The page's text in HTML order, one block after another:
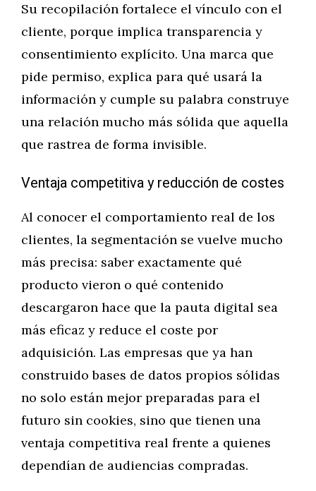
Su recopilación fortalece el vínculo con el
cliente, porque implica transparencia y
consentimiento explícito. Una marca que
pide permiso, explica para qué usará la
información y cumple su palabra construye
una relación mucho más sólida que aquella
que rastrea de forma invisible.
Ventaja competitiva y reducción de costes
Al conocer el comportamiento real de los
clientes, la segmentación se vuelve mucho
más precisa: saber exactamente qué
producto vieron o qué contenido
descargaron hace que la pauta digital sea
más eficaz y reduce el coste por
adquisición. Las empresas que ya han
construido bases de datos propios sólidas
no solo están mejor preparadas para el
futuro sin cookies, sino que tienen una
ventaja competitiva real frente a quienes
dependían de audiencias compradas.